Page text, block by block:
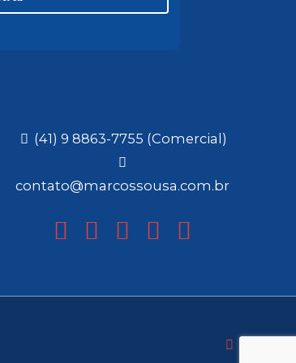
(41) 9 8863-7755 (Comercial)
contato@marcossousa.com.br